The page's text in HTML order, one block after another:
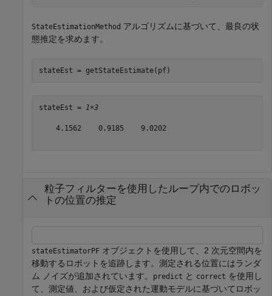
StateEstimationMethod アルゴリズムに基づいて、最良の状
態推定を求めます。
stateEst = getStateEstimate(pf)
stateEst = 1×3
    4.1562    0.9185    9.0202
粒子フィルターを使用したループ内でのロボッ
トの位置の推定
stateEstimatorPF オブジェクトを使用して、2 次元空間内を
移動するロボットを追跡します。測定される位置にはランダ
ム ノイズが追加されています。
predict と correct を使用し
て、測定値、および仮定された運動モデルに基づいてロボッ